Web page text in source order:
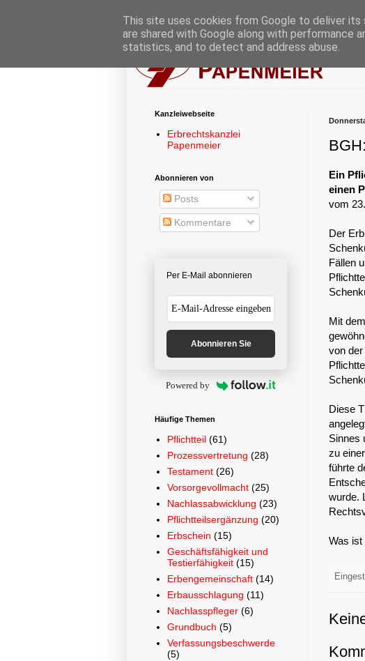
Ein
einen
vom
Der
Fällen
Mit
von
Diese
Sinnes
zu
führte
wurde.
Was ist
Kanzleiwebseite
Erbrechtskanzlei
Papenmeier
Abonnieren von
Posts
Kommentare
Per E-Mail abonnieren
Abonnieren Sie
Powered by
Häufige Themen
Pflichtteil (61)
Prozessvertretung (28)
Testament (26)
Vorsorgevollmacht (25)
Nachlassabwicklung (23)
Pflichtteilsergänzung (20)
Erbschein (15)
Geschäftsfähigkeit und
Testierfähigkeit (15)
Erbengemeinschaft (14)
Erbausschlagung (11)
Nachlasspfleger (6)
Grundbuch (5)
Verfassungsbeschwerde
(5)
This site uses cookies from Google to deliver
are shared with Google along with performance
statistics, and to detect and address abuse.